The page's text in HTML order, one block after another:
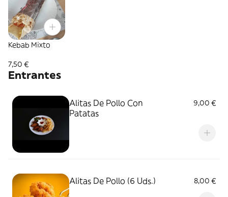
Kebab Mixto
7,50 €
Entrantes
Alitas De Pollo Con
Patatas
9,00 €
Alitas De Pollo (6 Uds.) 8,00 €